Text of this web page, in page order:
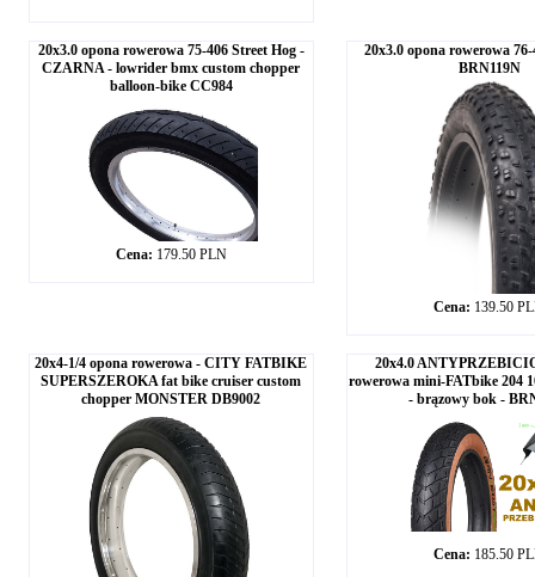
20x3.0 opona rowerowa 75-406 Street Hog -
CZARNA - lowrider bmx custom chopper
balloon-bike CC984
Cena: 179.50 PLN
20x3.0 opona rowerowa
BRN119N
Cena: 139.50
20x4-1/4 opona rowerowa - CITY FATBIKE
SUPERSZEROKA fat bike cruiser custom
chopper MONSTER DB9002
20x4.0
rowerowa mini-FATbike 204
- brązowy bok -
Cena: 185.50